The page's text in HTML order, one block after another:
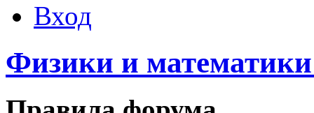
Вход
Физики и